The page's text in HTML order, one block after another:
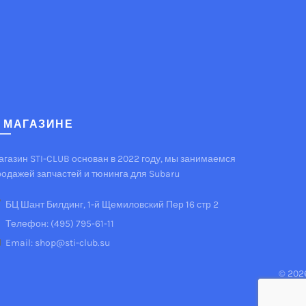
МАГАЗИНЕ
STI-CLUB основан в 2022 году, мы занимаемся
запчастей и тюнинга для Subaru
БЦ Шант Билдинг, 1-й Щемиловский Пер 16 стр 2
Телефон: (495) 795-61-11
Email: shop@sti-club.su
©